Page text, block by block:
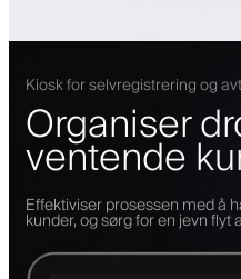
Kiosk for selvregistrering og
Organiser
ventende
Effektiviser prosessen med å
kunder, og sørg for en jevn flyt